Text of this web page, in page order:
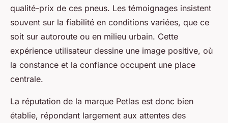
qualité-prix de ces pneus. Les témoignages insistent
souvent sur la fiabilité en conditions variées, que ce
soit sur autoroute ou en milieu urbain. Cette
expérience utilisateur dessine une image positive, où
la constance et la confiance occupent une place
centrale.
La réputation de la marque Petlas est donc bien
établie, répondant largement aux attentes des